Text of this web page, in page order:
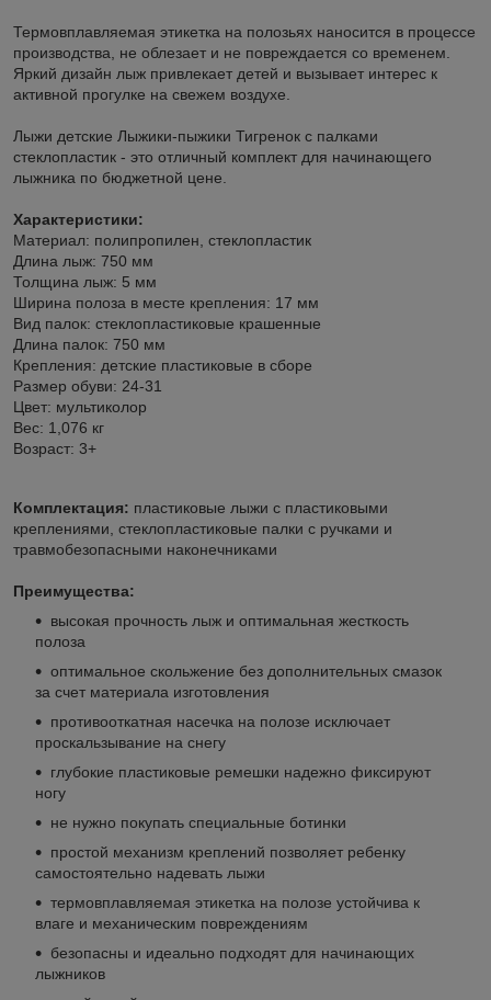
Термовплавляемая этикетка на полозьях наносится в процессе
производства, не облезает и не повреждается со временем.
Яркий дизайн лыж привлекает детей и вызывает интерес к
активной прогулке на свежем воздухе.
Лыжи детские Лыжики-пыжики Тигренок с палками
стеклопластик - это отличный комплект для начинающего
лыжника по бюджетной цене.
Характеристики:
Материал: полипропилен, стеклопластик
Длина лыж: 750 мм
Толщина лыж: 5 мм
Ширина полоза в месте крепления: 17 мм
Вид палок: стеклопластиковые крашенные
Длина палок: 750 мм
Крепления: детские пластиковые в сборе
Размер обуви: 24-31
Цвет: мультиколор
Вес: 1,076 кг
Возраст: 3+
Комплектация: пластиковые лыжи с пластиковыми
креплениями, стеклопластиковые палки с ручками и
травмобезопасными наконечниками
Преимущества:
высокая прочность лыж и оптимальная жесткость
полоза
оптимальное скольжение без дополнительных смазок
за счет материала изготовления
противооткатная насечка на полозе исключает
проскальзывание на снегу
глубокие пластиковые ремешки надежно фиксируют
ногу
не нужно покупать специальные ботинки
простой механизм креплений позволяет ребенку
самостоятельно надевать лыжи
термовплавляемая этикетка на полозе устойчива к
влаге и механическим повреждениям
безопасны и идеально подходят для начинающих
лыжников